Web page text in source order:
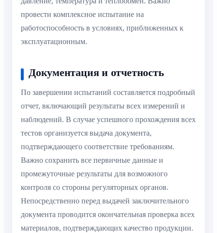
провести комплексное испытание на
работоспособность в условиях, приближенных к
эксплуатационным.
Документация и отчетность
По завершении испытаний составляется подробный
отчет, включающий результаты всех измерений и
наблюдений. В случае успешного прохождения всех
тестов организуется выдача документа,
подтверждающего соответствие требованиям.
Важно сохранить все первичные данные и
промежуточные результаты для возможного
контроля со стороны регуляторных органов.
Непосредственно перед выдачей заключительного
документа проводится окончательная проверка всех
материалов, подтверждающих качество продукции.